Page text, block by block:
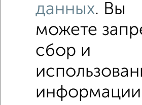
Поиск по схожим параметрам:
микрорайон ДЗФС
без посредников в кирпичном
не первый этаж не последний
данных. Вы
можете
сбор и
информации